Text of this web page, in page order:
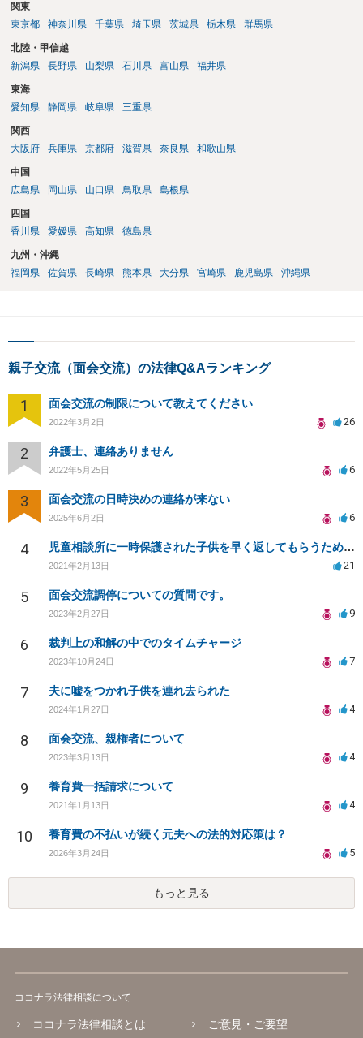
関東
東京都
神奈川県 千葉県 埼玉県 茨城県 栃木県 群馬県
北陸・甲信越
新潟県
長野県 山梨県 石川県 富山県 福井県
東海
愛知県
静岡県 岐阜県 三重県
関西
大阪府
兵庫県 京都府 滋賀県 奈良県 和歌山県
中国
広島県
岡山県 山口県 鳥取県 島根県
四国
香川県
愛媛県 高知県 徳島県
九州・沖縄
福岡県
佐賀県 長崎県 熊本県 大分県 宮崎県 鹿児島県 沖縄県
親子交流（面会交流）の法律Q&Aランキング
1 面会交流の制限について教えてください
2022年3月2日 26
2 弁護士、連絡ありません
2022年5月25日 6
3 面会交流の日時決めの連絡が来ない
2025年6月2日 6
4 児童相談所に一時保護された子供を早く返してもらうために何をしたら良いでしょうか？
2021年2月13日 21
5 面会交流調停についての質問です。
2023年2月27日 9
6 裁判上の和解の中でのタイムチャージ
2023年10月24日 7
7 夫に嘘をつかれ子供を連れ去られた
2024年1月27日 4
8 面会交流、親権者について
2023年3月13日 4
9 養育費一括請求について
2021年1月13日 4
10 養育費の不払いが続く元夫への法的対応策は？
2026年3月24日 5
もっと見る
ココナラ法律相談について
ココナラ法律相談とは ご意見・ご要望